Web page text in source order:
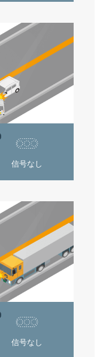
信号なし
信号なし